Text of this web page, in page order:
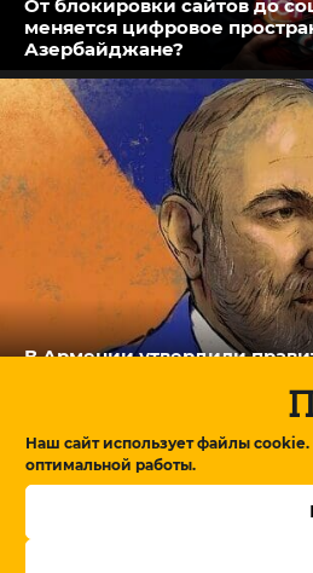
Наш сайт использует файлы
оптимальной работы.
От блокировки сайтов до
меняется цифровое
Азербайджане?
В Армении утвердили